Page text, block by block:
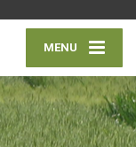
MENU